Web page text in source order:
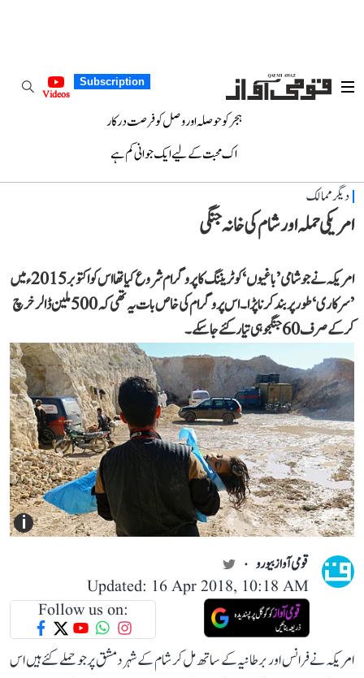
Subscription
Videos
ہجر کو حوصلہ اور وصل کو فرصت درکار
اک محبت کے لیے ایک جوانی کم ہے
دیگر ممالک
امریکی حملہ اور شام کی خانہ جنگی
امریکہ نے جو شامی ’باغیوں‘ کو ٹریننگ کا پروگرام شروع کیا تھا اس کو اکتوبر2015ء میں
’سرکاری‘ طور پر بند کرنا پڑا۔ اس پروگرام کی خاص بات یہ تھی کہ 500 ملین ڈالرخرچ
کر کے صرف 60 جنگجو ہی تیار کئے جا سکے۔
i
قومی آواز بیورو
Updated: 16 Apr 2018, 10:18 AM
Follow us on:
امریکہ نے فرانس اور برطانیہ کے ساتھ مل کر شام کے شہر دمشق پر جو حملے کئے ہیں اس